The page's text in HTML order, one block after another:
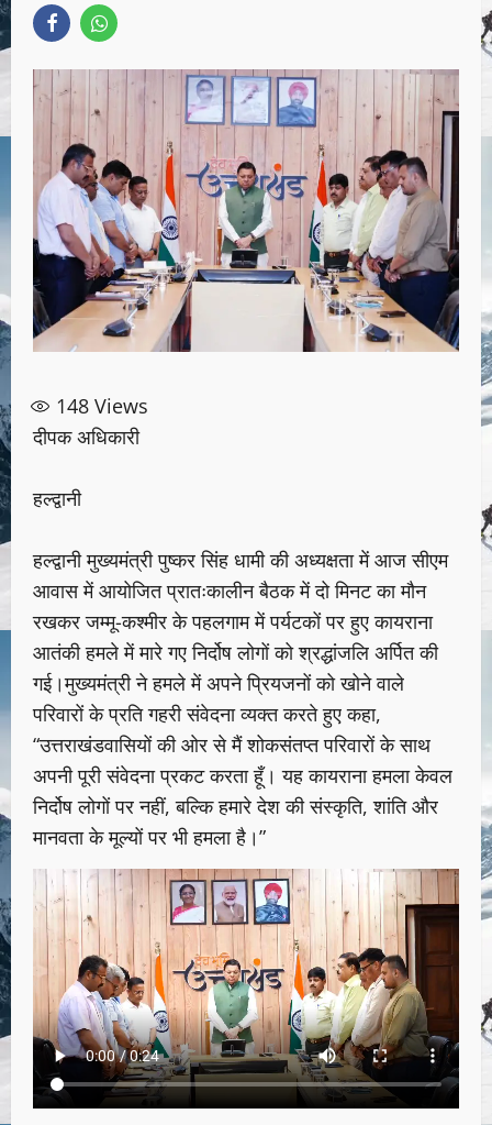
148 Views
दीपक अधिकारी
हल्द्वानी
हल्द्वानी मुख्यमंत्री पुष्कर सिंह धामी की अध्यक्षता में आज सीएम
आवास में आयोजित प्रातःकालीन बैठक में दो मिनट का मौन
रखकर जम्मू-कश्मीर के पहलगाम में पर्यटकों पर हुए कायराना
आतंकी हमले में मारे गए निर्दोष लोगों को श्रद्धांजलि अर्पित की
गई।मुख्यमंत्री ने हमले में अपने प्रियजनों को खोने वाले
परिवारों के प्रति गहरी संवेदना व्यक्त करते हुए कहा,
“उत्तराखंडवासियों की ओर से मैं शोकसंतप्त परिवारों के साथ
अपनी पूरी संवेदना प्रकट करता हूँ। यह कायराना हमला केवल
निर्दोष लोगों पर नहीं, बल्कि हमारे देश की संस्कृति, शांति और
मानवता के मूल्यों पर भी हमला है।”